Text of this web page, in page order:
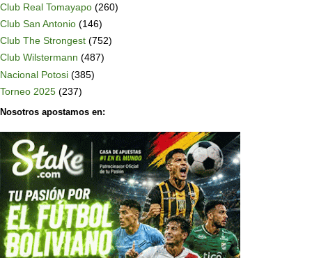
Club Real Tomayapo (260)
Club San Antonio (146)
Club The Strongest (752)
Club Wilstermann (487)
Nacional Potosi (385)
Torneo 2025 (237)
Nosotros apostamos en: